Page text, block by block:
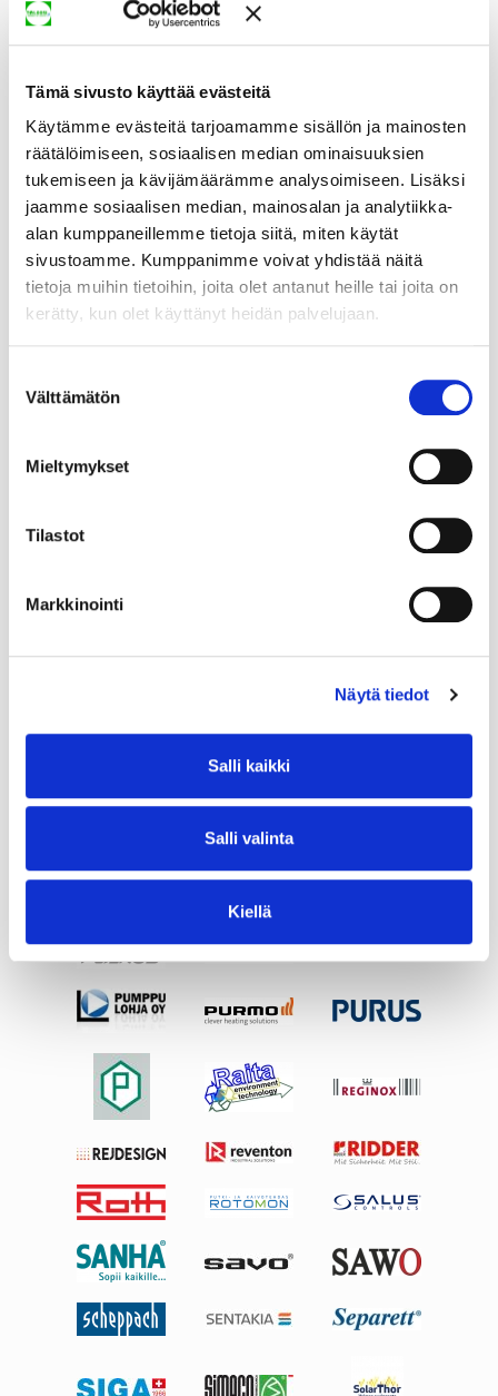
Tämä sivusto käyttää evästeitä
Käytämme evästeitä tarjoamamme sisällön ja mainosten
räätälöimiseen, sosiaalisen median ominaisuuksien
tukemiseen ja kävijämäärämme analysoimiseen. Lisäksi
jaamme sosiaalisen median, mainosalan ja analytiikka-
alan kumppaneillemme tietoja siitä, miten käytät
sivustoamme. Kumppanimme voivat yhdistää näitä
tietoja muihin tietoihin, joita olet antanut heille tai joita on
kerätty, kun olet käyttänyt heidän palvelujaan.
valinta
Välttämätön
Mieltymykset
Tilastot
Markkinointi
Näytä tiedot
Salli kaikki
Salli valinta
Kiellä